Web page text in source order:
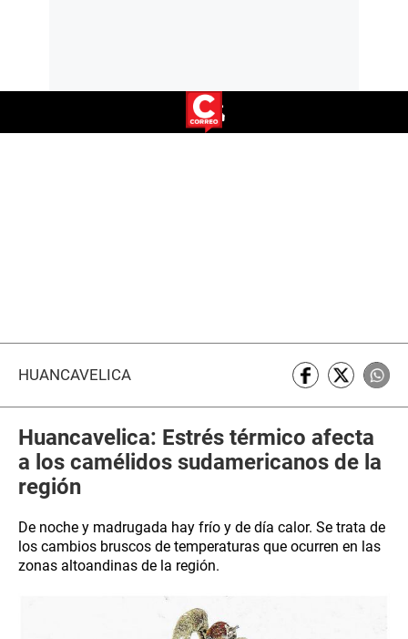
HUANCAVELICA
Huancavelica: Estrés térmico afecta
a los camélidos sudamericanos de la
región
De noche y madrugada hay frío y de día calor. Se trata de
los cambios bruscos de temperaturas que ocurren en las
zonas altoandinas de la región.